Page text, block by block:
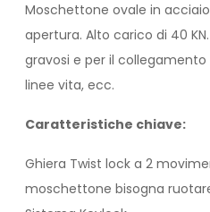
Moschettone ovale in
apertura. Alto carico di 40
gravosi e per il
linee vita, ecc.
Caratteristiche chiave:
Ghiera Twist lock a 2
moschettone bisogna